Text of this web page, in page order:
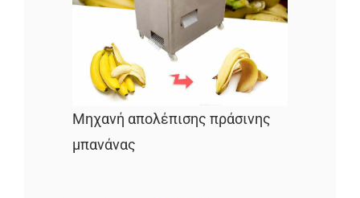
Μηχανή απολέπισης πράσινης
μπανάνας